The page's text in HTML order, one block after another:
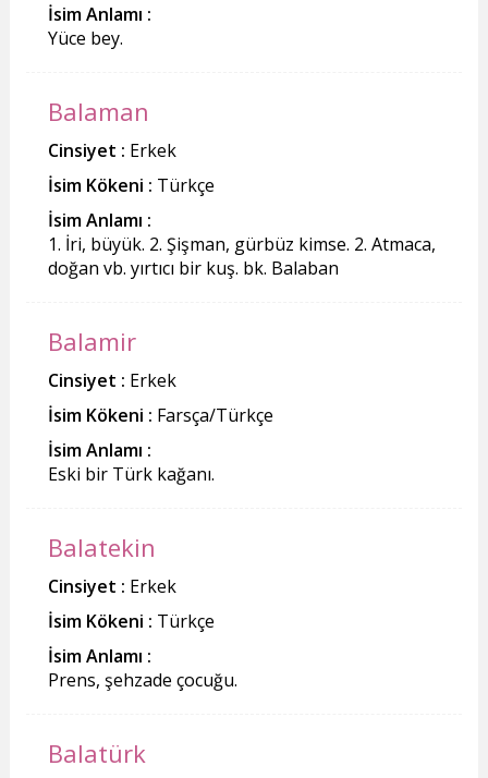
İsim Anlamı :
Yüce bey.
Balaman
Cinsiyet : Erkek
İsim Kökeni : Türkçe
İsim Anlamı :
1. İri, büyük. 2. Şişman, gürbüz kimse. 2. Atmaca,
doğan vb. yırtıcı bir kuş. bk. Balaban
Balamir
Cinsiyet : Erkek
İsim Kökeni : Farsça/Türkçe
İsim Anlamı :
Eski bir Türk kağanı.
Balatekin
Cinsiyet : Erkek
İsim Kökeni : Türkçe
İsim Anlamı :
Prens, şehzade çocuğu.
Balatürk